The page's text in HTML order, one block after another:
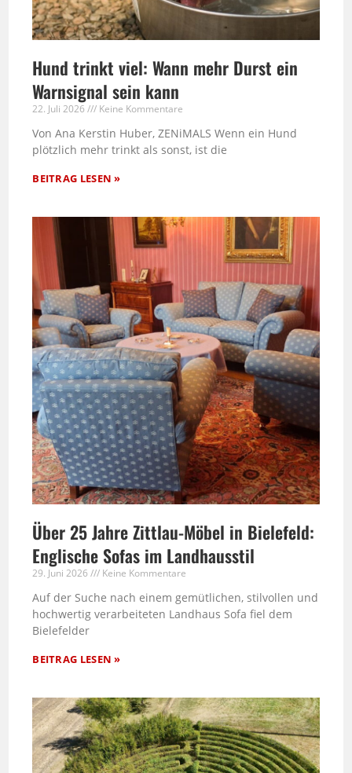
Hund trinkt viel: Wann mehr Durst ein
Warnsignal sein kann
22. Juli 2026 Keine Kommentare
Von Ana Kerstin Huber, ZENiMALS Wenn ein Hund
plötzlich mehr trinkt als sonst, ist die
BEITRAG LESEN »
Über 25 Jahre Zittlau-Möbel in Bielefeld:
Englische Sofas im Landhausstil
29. Juni 2026 Keine Kommentare
Auf der Suche nach einem gemütlichen, stilvollen und
hochwertig verarbeiteten Landhaus Sofa fiel dem
Bielefelder
BEITRAG LESEN »